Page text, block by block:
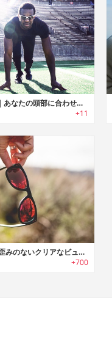
Falcon 1｜あなたの頭部に合わせてカスタムメイドされる超軽量スポーツサングラス「ファルコン1」
+11
SHRED｜歪みのないクリアなビューを提供する液状ウレタンレンズサングラス「シュレッド」
+700